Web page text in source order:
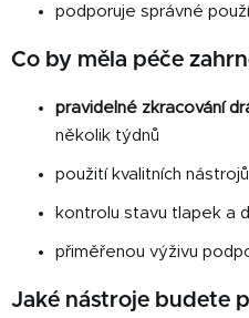
podporuje správné
Co by měla péče
pravidelné zkracování
několik týdnů
použití kvalitních
kontrolu stavu tlapek a
přiměřenou výživu
Jaké nástroje budete